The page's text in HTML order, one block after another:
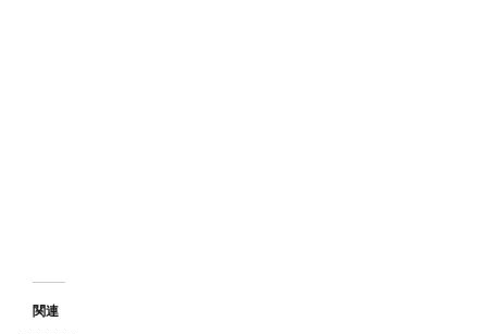
関連